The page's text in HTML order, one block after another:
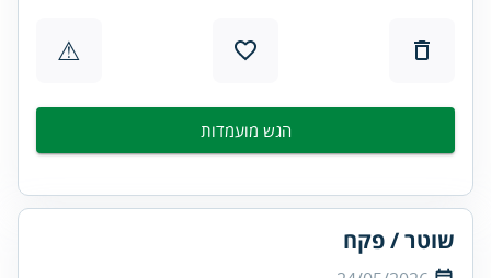
⚠
הגש מועמדות
שוטר / פקח